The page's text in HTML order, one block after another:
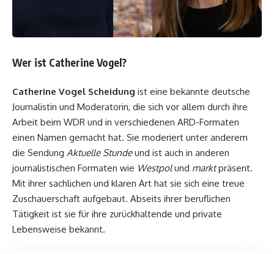
Wer ist Catherine Vogel?
Catherine Vogel Scheidung ist eine bekannte deutsche
Journalistin und Moderatorin, die sich vor allem durch ihre
Arbeit beim WDR und in verschiedenen ARD-Formaten
einen Namen gemacht hat. Sie moderiert unter anderem
die Sendung Aktuelle Stundeund ist auch in anderen
journalistischen Formaten wie Westpolund marktpräsent.
Mit ihrer sachlichen und klaren Art hat sie sich eine treue
Zuschauerschaft aufgebaut. Abseits ihrer beruflichen
Tätigkeit ist sie für ihre zurückhaltende und private
Lebensweise bekannt.